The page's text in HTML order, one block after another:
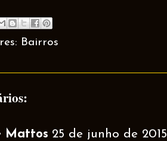
Bairros
Mattos 25 de junho de